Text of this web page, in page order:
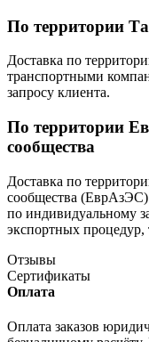
По территории
Доставка по
транспортными
запросу клиента.
По территории
сообщества
Доставка по
сообщества (ЕврАзЭС)
по индивидуальному
экспортных процедур,
Отзывы
Сертификаты
Оплата
Оплата заказов